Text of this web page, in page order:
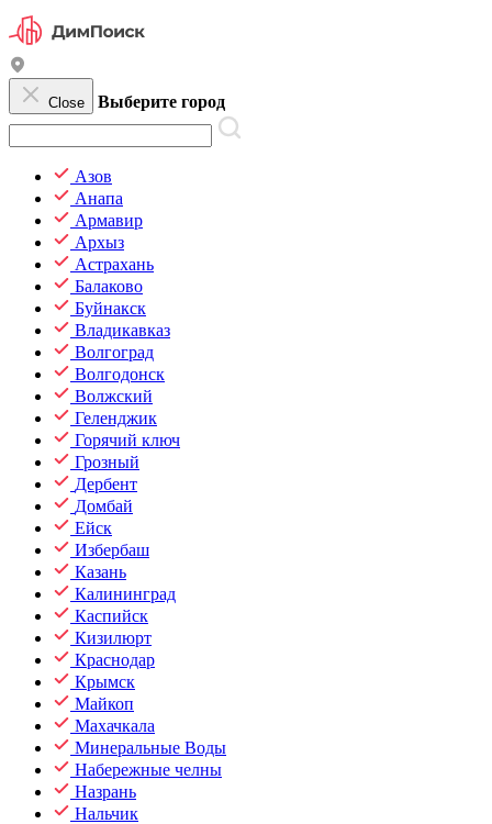
Close Выберите город
Азов
Анапа
Армавир
Архыз
Астрахань
Балаково
Буйнакск
Владикавказ
Волгоград
Волгодонск
Волжский
Геленджик
Горячий ключ
Грозный
Дербент
Домбай
Ейск
Избербаш
Казань
Калининград
Каспийск
Кизилюрт
Краснодар
Крымск
Майкоп
Махачкала
Минеральные Воды
Набережные челны
Назрань
Нальчик